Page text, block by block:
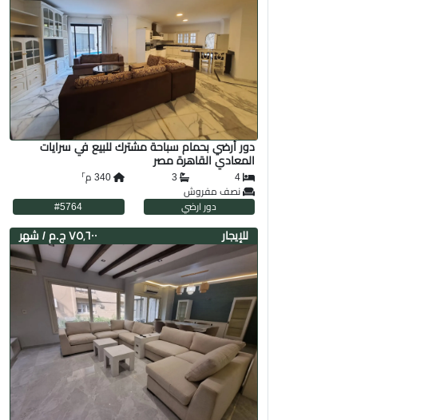
دور أرضي بحمام سباحة مشترك للبيع في سرايات
المعادي القاهرة مصر
4
3
340 م٢
نصف مفروش
دور ارضي
#5764
للإيجار ٧٥٬٦٠٠ ج.م / شهر